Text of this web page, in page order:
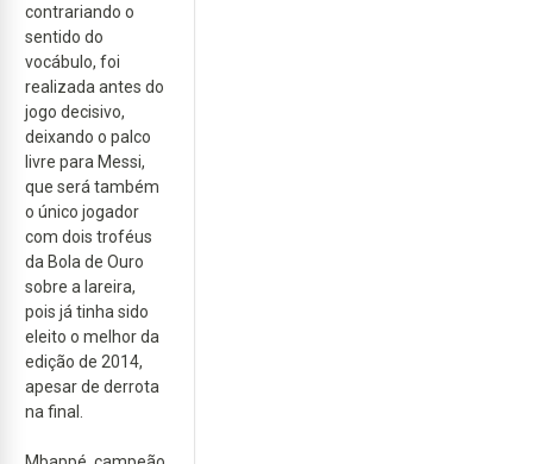
contrariando o
sentido do
vocábulo, foi
realizada antes do
jogo decisivo,
deixando o palco
livre para Messi,
que será também
o único jogador
com dois troféus
da Bola de Ouro
sobre a lareira,
pois já tinha sido
eleito o melhor da
edição de 2014,
apesar de derrota
na final.